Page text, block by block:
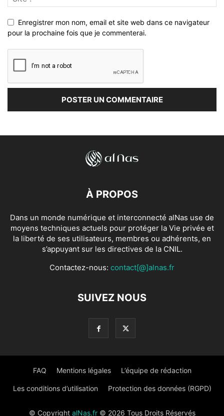
Enregistrer mon nom, email et site web dans ce navigateur
pour la prochaine fois que je commenterai.
À PROPOS
Dans un monde numérique et interconnecté alNas use de
moyens techniques actuels pour protéger la Vie privée et
la liberté de ses utilisateurs, membres ou adhérents, en
s’appuyant sur les directives de la CNIL.
Contactez-nous: contact[@]alnas.fr
SUIVEZ NOUS
FAQ Mentions légales L’équipe de rédaction
Les conditions d’utilisation Protection des données (RGPD)
© Copyright alNas.fr© 2026 Tous Droits Réservés